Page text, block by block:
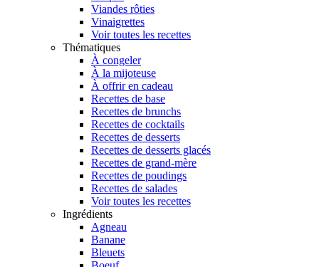
Viandes rôties
Vinaigrettes
Voir toutes les recettes
Thématiques
À congeler
À la mijoteuse
À offrir en cadeau
Recettes de base
Recettes de brunchs
Recettes de cocktails
Recettes de desserts
Recettes de desserts glacés
Recettes de grand-mère
Recettes de poudings
Recettes de salades
Voir toutes les recettes
Ingrédients
Agneau
Banane
Bleuets